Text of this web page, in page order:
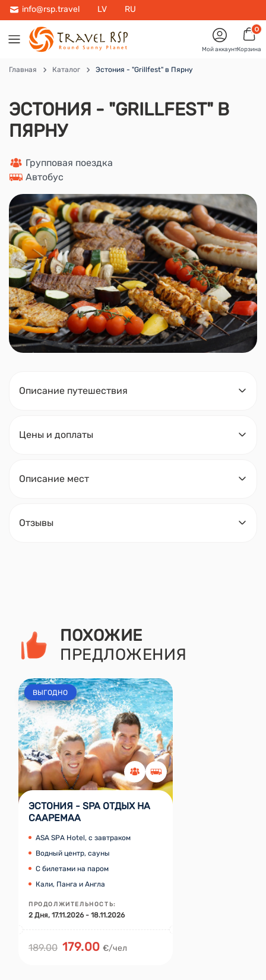
info@rsp.travel LV RU
Мой аккаунт
0
Корзина
Главная Каталог Эстония - "Grillfest" в Пярну
ЭСТОНИЯ - "GRILLFEST" В
ПЯРНУ
Групповая поездка
Автобус
Описание путешествия
Цены и доплаты
Описание мест
Отзывы
ПОХОЖИЕ
ПРЕДЛОЖЕНИЯ
ВЫГОДНО
ЭСТОНИЯ - SPA ОТДЫХ НА
СААРЕМАА
ASA SPA Hotel, с завтраком
Водный центр, сауны
С билетами на паром
Кали, Панга и Англа
ПРОДОЛЖИТЕЛЬНОСТЬ:
2 Дня, 17.11.2026 - 18.11.2026
189.00 179.00 €/чел